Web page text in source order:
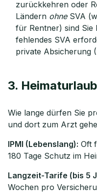
zurückkehren oder
Ländern ohneSVA
für Rentner) sind Sie
fehlendes SVA
private Absicherung
3. Heimaturlaub
Wie lange dürfen Sie
und dort zum Arzt
IPMI (Lebenslang): Oft
180 Tage Schutz im
Langzeit-Tarife (bis 5
Wochen pro